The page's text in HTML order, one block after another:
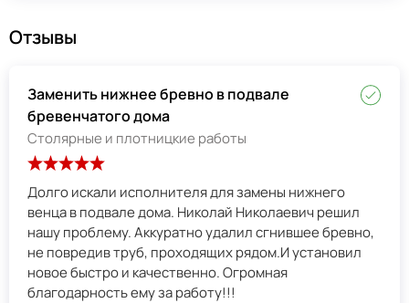
Отзывы
Заменить нижнее бревно в подвале
бревенчатого дома
Столярные и плотницкие работы
Долго искали исполнителя для замены нижнего
венца в подвале дома. Николай Николаевич решил
нашу проблему. Аккуратно удалил сгнившее бревно,
не повредив труб, проходящих рядом.И установил
новое быстро и качественно. Огромная
благодарность ему за работу!!!